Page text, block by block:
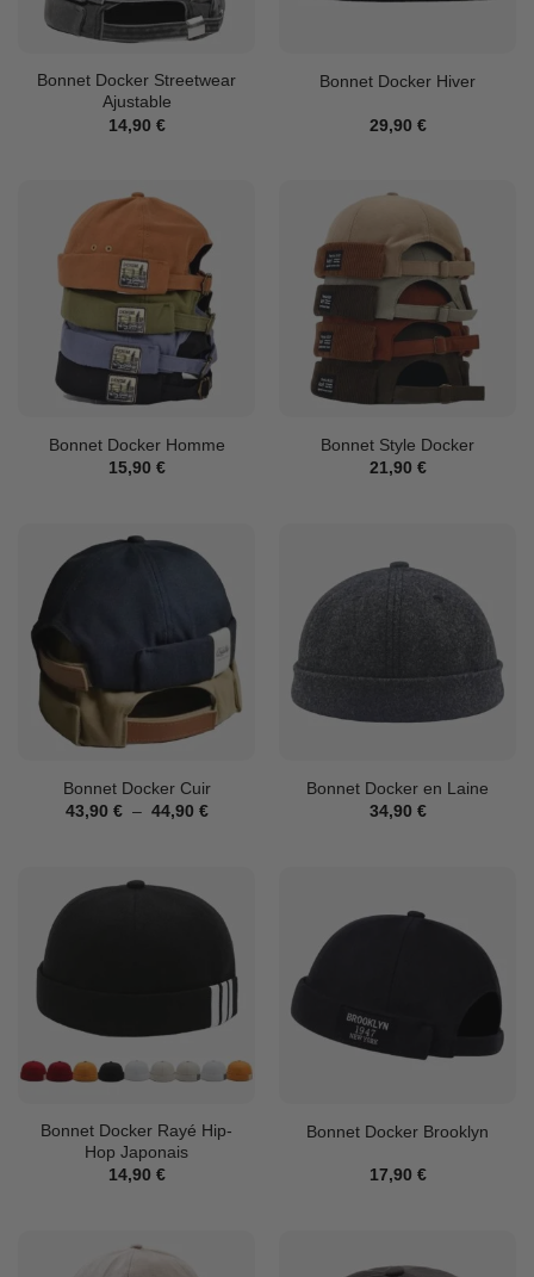
Bonnet Docker Streetwear
Ajustable
14,90 €
Bonnet Docker Hiver
29,90 €
Bonnet Docker Homme
15,90 €
Bonnet Style Docker
21,90 €
Bonnet Docker Cuir
43,90 € – 44,90 €Plage
Bonnet Docker en Laine
34,90 €
Bonnet Docker Rayé Hip-
Hop Japonais
14,90 €
Bonnet Docker Brooklyn
17,90 €